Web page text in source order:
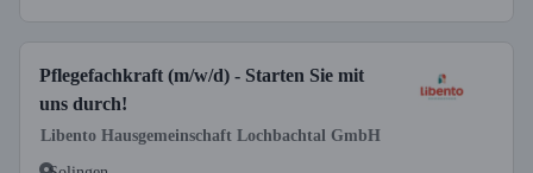
Pflegefachkraft (m/w/d) - Starten Sie mit
uns durch!
Libento Hausgemeinschaft Lochbachtal GmbH